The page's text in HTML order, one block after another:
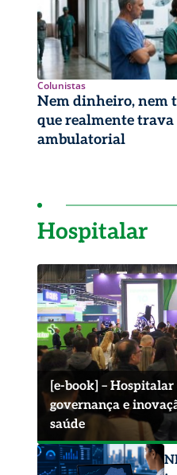
Colunistas
Nem dinheiro, nem
que realmente
ambulatorial
Hospitalar
[e-book] –
governança e
saúde